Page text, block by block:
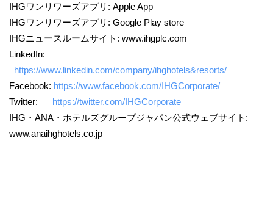
IHGワンリワーズアプリ: Apple App
IHGワンリワーズアプリ: Google Play store
IHGニュースルームサイト: www.ihgplc.com
LinkedIn:
https://www.linkedin.com/company/ihghotels&resorts/
Facebook: https://www.facebook.com/IHGCorporate/
Twitter: https://twitter.com/IHGCorporate
IHG・ANA・ホテルズグループジャパン公式ウェブサイト:
www.anaihghotels.co.jp